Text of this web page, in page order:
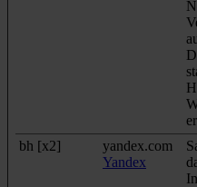
bh [x2]
yandex.com
Yandex